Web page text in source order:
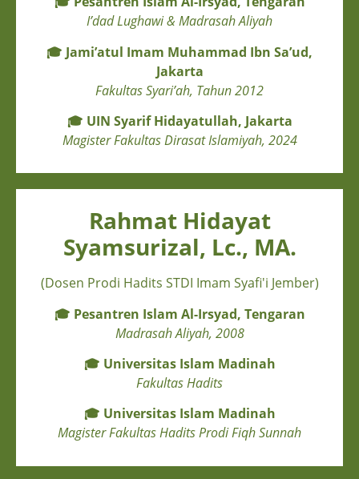
I’dad Lughawi & Madrasah Aliyah
🎓 Jami’atul Imam Muhammad Ibn Sa’ud,
Jakarta
Fakultas Syari’ah, Tahun 2012
🎓 UIN Syarif Hidayatullah, Jakarta
Magister Fakultas Dirasat Islamiyah, 2024
Rahmat Hidayat
Syamsurizal, Lc., MA.
(Dosen Prodi Hadits STDI Imam Syafi'i Jember)
🎓 Pesantren Islam Al-Irsyad, Tengaran
Madrasah Aliyah, 2008
🎓 Universitas Islam Madinah
Fakultas Hadits
🎓 Universitas Islam Madinah
Magister Fakultas Hadits Prodi Fiqh Sunnah